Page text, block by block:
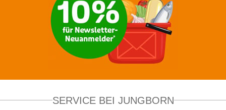
SERVICE BEI JUNGBORN